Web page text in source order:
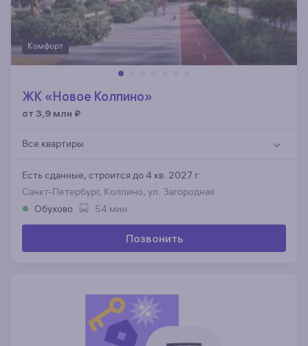
Комфорт
ЖК «Новое Колпино»
от 3,9 млн ₽
Все квартиры
Есть сданные, строится до 4 кв. 2027 г.
Санкт-Петербург, Колпино, ул. Загородная
Обухово
54 мин.
Позвонить